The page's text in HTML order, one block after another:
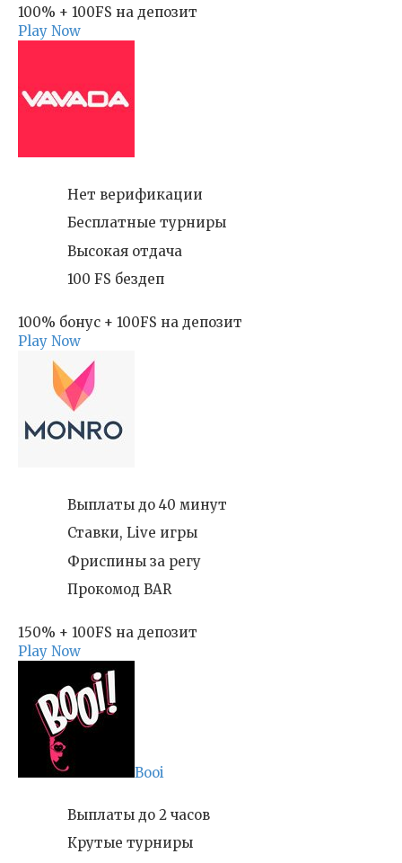
100% + 100FS на депозит
Play Now
Нет верификации
Бесплатные турниры
Высокая отдача
100 FS бездеп
100% бонус + 100FS на депозит
Play Now
Выплаты до 40 минут
Ставки, Live игры
Фриспины за регу
Прокомод BAR
150% + 100FS на депозит
Play Now
Booi
Выплаты до 2 часов
Крутые турниры